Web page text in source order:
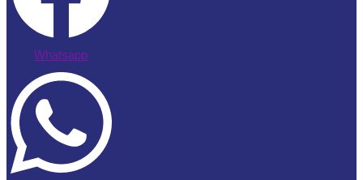
Whatsapp